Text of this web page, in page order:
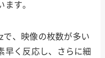
ます。
で、映像の枚数が多い
早く反応し、さらに細